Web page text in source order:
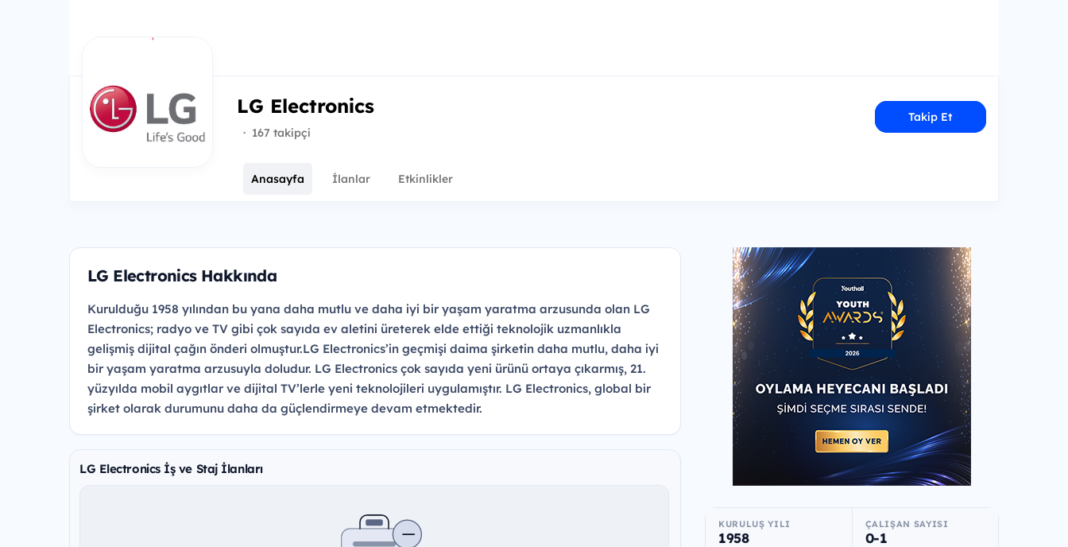
LG Electronics
· 167 takipçi
Takip Et
Anasayfa İlanlar Etkinlikler
LG Electronics Hakkında
Kurulduğu 1958 yılından bu yana daha mutlu ve daha iyi bir yaşam yaratma arzusunda olan LG
Electronics; radyo ve TV gibi çok sayıda ev aletini üreterek elde ettiği teknolojik uzmanlıkla
gelişmiş dijital çağın önderi olmuştur.LG Electronics’in geçmişi daima şirketin daha mutlu, daha iyi
bir yaşam yaratma arzusuyla doludur. LG Electronics çok sayıda yeni ürünü ortaya çıkarmış, 21.
yüzyılda mobil aygıtlar ve dijital TV’lerle yeni teknolojileri uygulamıştır. LG Electronics, global bir
şirket olarak durumunu daha da güçlendirmeye devam etmektedir.
LG Electronics İş ve Staj İlanları
KURULUŞ YILI
1958
ÇALIŞAN SAYISI
0-1